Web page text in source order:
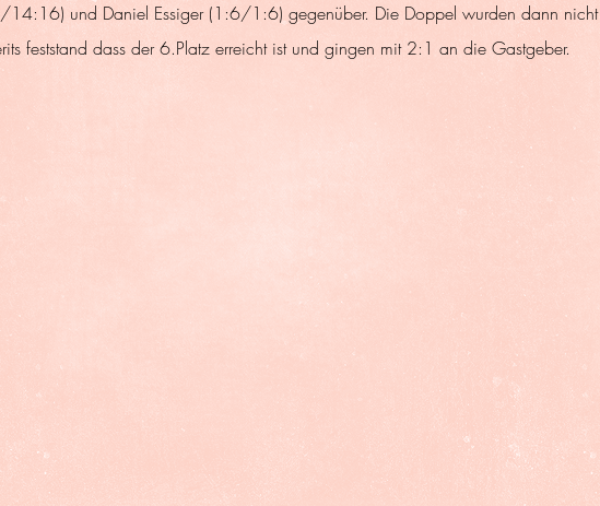
und Daniel Essiger (1:6/1:6) gegenüber. Die Doppel wurden dann nicht
feststand dass der 6.Platz erreicht ist und gingen mit 2:1 an die Gastgeber.